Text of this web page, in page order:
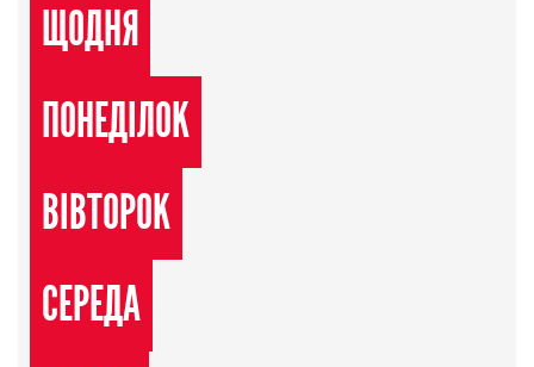
ЩОДНЯ
ПОНЕДІЛОК
ВІВТОРОК
СЕРЕДА